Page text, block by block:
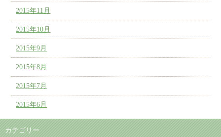
2015年11月
2015年10月
2015年9月
2015年8月
2015年7月
2015年6月
カテゴリー